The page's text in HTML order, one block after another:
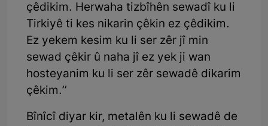
çêdikim. Herwaha tizbîhên sewadî ku li
Tirkiyê ti kes nikarin çêkin ez çêdikim.
Ez yekem kesim ku li ser zêr jî min
sewad çêkir û naha jî ez yek ji wan
hosteyanim ku li ser zêr sewadê dikarim
çêkim.’’
Bînîcî diyar kir, metalên ku li sewadê de